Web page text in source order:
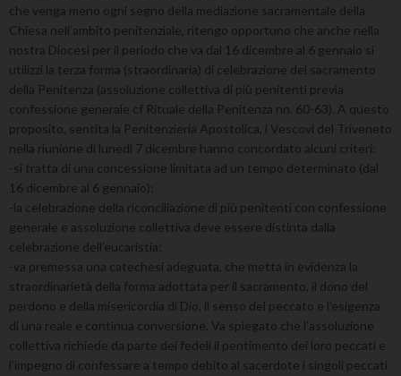
che venga meno ogni segno della mediazione sacramentale della
Chiesa nell’ambito penitenziale, ritengo opportuno che anche nella
nostra Diocesi per il periodo che va dal 16 dicembre al 6 gennaio si
utilizzi la terza forma (straordinaria) di celebrazione del sacramento
della Penitenza (assoluzione collettiva di più penitenti previa
confessione generale cf Rituale della Penitenza nn. 60-63). A questo
proposito, sentita la Penitenzieria Apostolica, i Vescovi del Triveneto
nella riunione di lunedì 7 dicembre hanno concordato alcuni criteri:
-si tratta di una concessione limitata ad un tempo determinato (dal
16 dicembre al 6 gennaio);
-la celebrazione della riconciliazione di più penitenti con confessione
generale e assoluzione collettiva deve essere distinta dalla
celebrazione dell’eucaristia;
-va premessa una catechesi adeguata, che metta in evidenza la
straordinarietà della forma adottata per il sacramento, il dono del
perdono e della misericordia di Dio, il senso del peccato e l’esigenza
di una reale e continua conversione. Va spiegato che l’assoluzione
collettiva richiede da parte dei fedeli il pentimento dei loro peccati e
l’impegno di confessare a tempo debito al sacerdote i singoli peccati